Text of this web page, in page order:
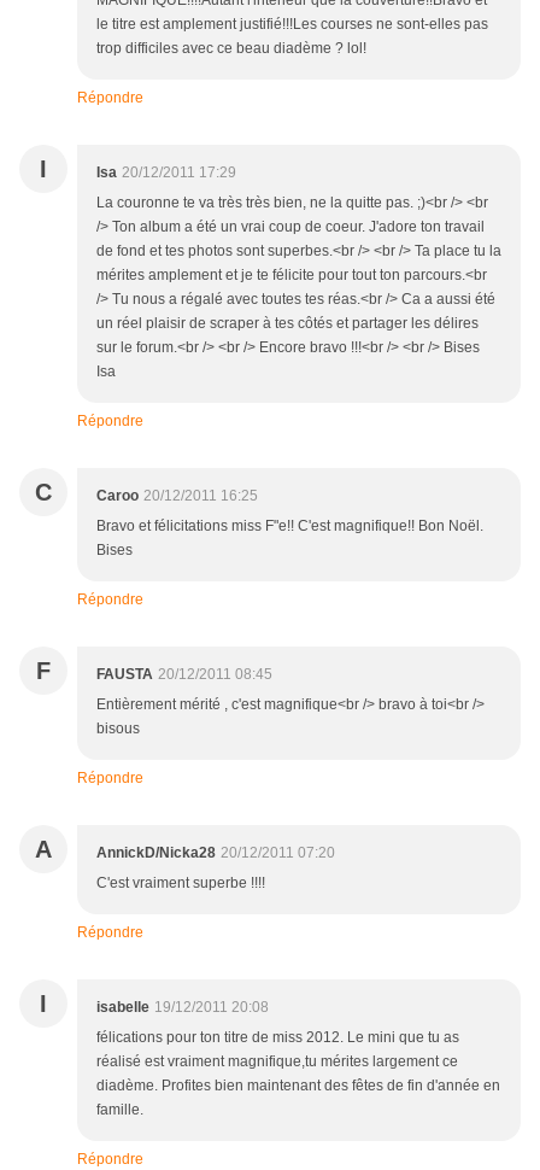
le titre est amplement justifié!!!Les courses ne sont-elles pas
trop difficiles avec ce beau diadème ? lol!
Répondre
I Isa 20/12/2011 17:29
La couronne te va très très bien, ne la quitte pas. ;)<br /> <br
/> Ton album a été un vrai coup de coeur. J'adore ton travail
de fond et tes photos sont superbes.<br /> <br /> Ta place tu la
mérites amplement et je te félicite pour tout ton parcours.<br
/> Tu nous a régalé avec toutes tes réas.<br /> Ca a aussi été
un réel plaisir de scraper à tes côtés et partager les délires
sur le forum.<br /> <br /> Encore bravo !!!<br /> <br /> Bises
Isa
Répondre
C Caroo 20/12/2011 16:25
Bravo et félicitations miss F"e!! C'est magnifique!! Bon Noël.
Bises
Répondre
F FAUSTA 20/12/2011 08:45
Entièrement mérité , c'est magnifique<br /> bravo à toi<br />
bisous
Répondre
A AnnickD/Nicka28 20/12/2011 07:20
C'est vraiment superbe !!!!
Répondre
I isabelle 19/12/2011 20:08
félications pour ton titre de miss 2012. Le mini que tu as
réalisé est vraiment magnifique,tu mérites largement ce
diadème. Profites bien maintenant des fêtes de fin d'année en
famille.
Répondre